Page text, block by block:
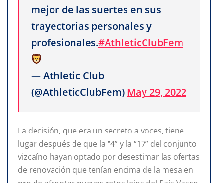
mejor de las suertes en sus
trayectorias personales y
profesionales.#AthleticClubFem
— Athletic Club
(@AthleticClubFem) May 29, 2022
La decisión, que era un secreto a voces, tiene
lugar después de que la “4” y la “17” del conjunto
vizcaíno hayan optado por desestimar las ofertas
de renovación que tenían encima de la mesa en